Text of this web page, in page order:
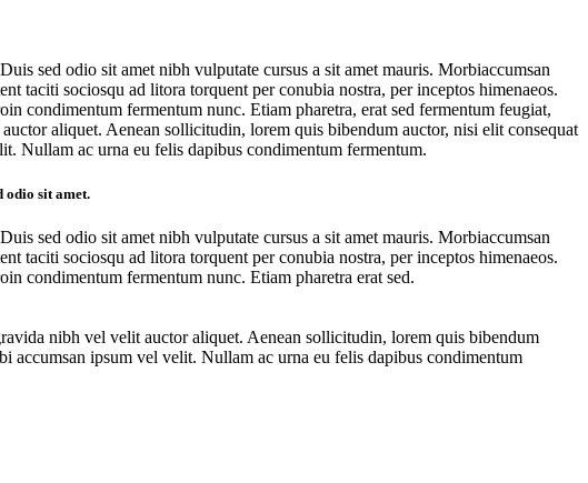
sed odio sit amet nibh vulputate cursus a sit amet mauris. Morbiaccumsan
taciti sociosqu ad litora torquent per conubia nostra, per inceptos himenaeos.
condimentum fermentum nunc. Etiam pharetra, erat sed fermentum feugiat,
aliquet. Aenean sollicitudin, lorem quis bibendum auctor, nisi elit consequat
Nullam ac urna eu felis dapibus condimentum fermentum.
odio sit amet.
sed odio sit amet nibh vulputate cursus a sit amet mauris. Morbiaccumsan
taciti sociosqu ad litora torquent per conubia nostra, per inceptos himenaeos.
condimentum fermentum nunc. Etiam pharetra erat sed.
nibh vel velit auctor aliquet. Aenean sollicitudin, lorem quis bibendum
accumsan ipsum vel velit. Nullam ac urna eu felis dapibus condimentum